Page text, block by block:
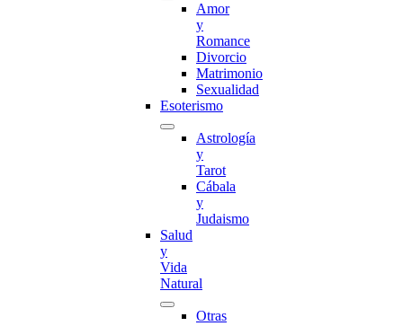
Amor
y
Romance
Divorcio
Matrimonio
Sexualidad
Esoterismo
Astrología
y
Tarot
Cábala
y
Judaismo
Salud
y
Vida
Natural
Otras